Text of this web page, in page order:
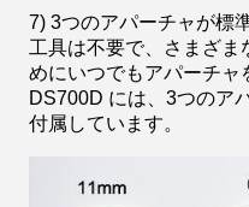
7) 3つのアパーチャが標
工具は不要で、さまざま
めにいつでもアパーチャ
DS700D には、3つのア
付属しています。